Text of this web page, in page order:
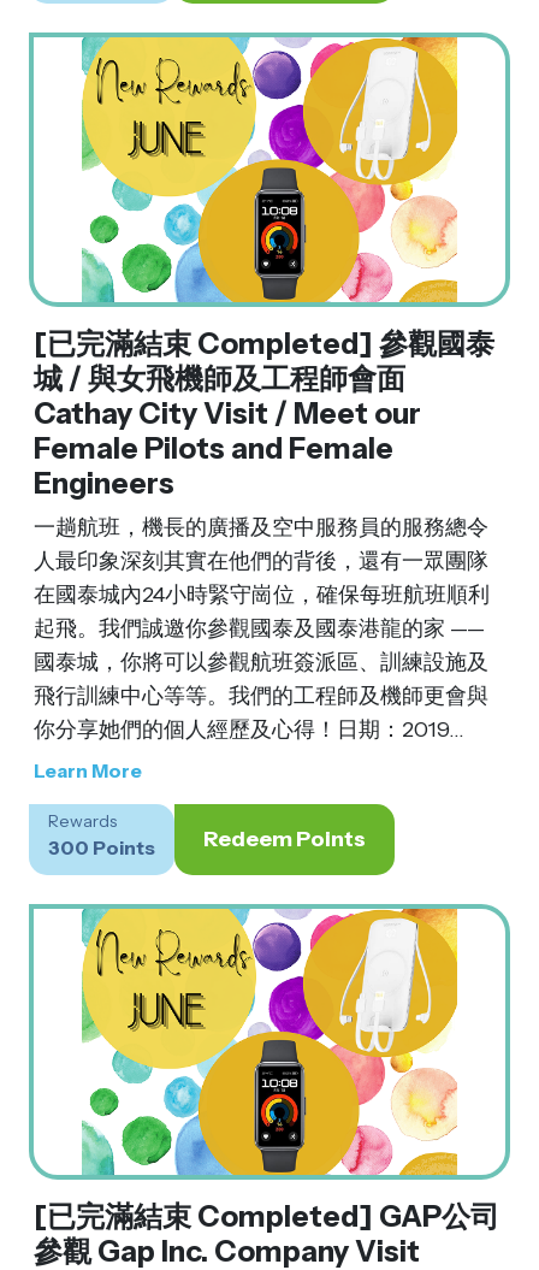
[已完滿結束 Completed] 參觀國泰
城 / 與女飛機師及工程師會面
Cathay City Visit / Meet our
Female Pilots and Female
Engineers
一趟航班，機長的廣播及空中服務員的服務總令
人最印象深刻其實在他們的背後，還有一眾團隊
在國泰城內24小時緊守崗位，確保每班航班順利
起飛。我們誠邀你參觀國泰及國泰港龍的家 ——
國泰城，你將可以參觀航班簽派區、訓練設施及
飛行訓練中心等等。我們的工程師及機師更會與
你分享她們的個人經歷及心得！日期：2019...
Learn More
Rewards
300 Points Redeem Points
[已完滿結束 Completed] GAP公司
參觀 Gap Inc. Company Visit